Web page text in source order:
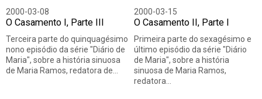
2000-03-08
O Casamento I, Parte III
Terceira parte do quinquagésimo
nono episódio da série "Diário de
Maria", sobre a história sinuosa
de Maria Ramos, redatora de…
2000-03-15
O Casamento II, Parte I
Primeira parte do sexagésimo e
último episódio da série "Diário
de Maria", sobre a história
sinuosa de Maria Ramos,
redatora…